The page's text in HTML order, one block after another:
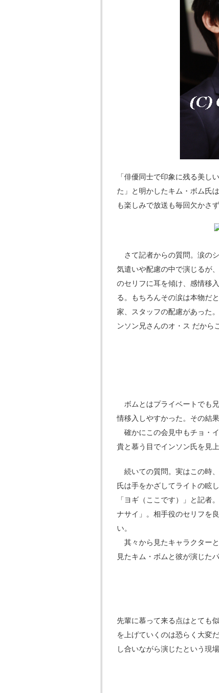
「俳優同士で印象に残る美し
た」と明かしたキム・ボム氏
も楽しみで放送も毎回欠かさ
さて記者からの質問。涙の
気遣いや配慮の中で演じるが
のセリフに耳を傾け、感情移
る。もちろんその涙は本物だ
家、スタッフの配慮があった
ンソン兄さんのオ・ス だから
ボムとはプライベートでも
情移入しやすかった。その結
確かにこの会見中もチョ・
貴と慕う目でインソン氏を見
続いての質問。実はこの時
氏は手をかざしてライトの眩
「ヨギ（ここです）」と記者
ナサイ」。相手役のセリフを
い。
其々から見たキャラクター
見たキム・ボムと彼が演じた
先輩に慕って来る点はとても
を上げていくのは恐らく大変
し合いながら演じたという現